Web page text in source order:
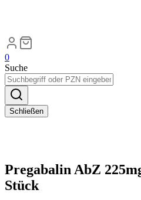
0
Suche
Schließen
Pregabalin AbZ
Stück